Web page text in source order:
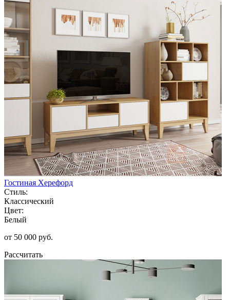
Гостиная Херефорд
Стиль:
Классический
Цвет:
Белый
от 50 000 руб.
Рассчитать